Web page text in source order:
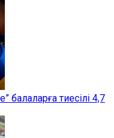
балаларға тиесілі 4,7